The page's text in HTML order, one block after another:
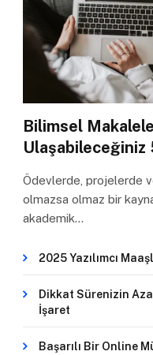
Bilimsel
Ulaşabileceğiniz
Ödevlerde, projelerde
olmazsa olmaz bir
akademik…
2025 Yazılımcı
Dikkat Sürenizin
İşaret
Başarılı Bir Online